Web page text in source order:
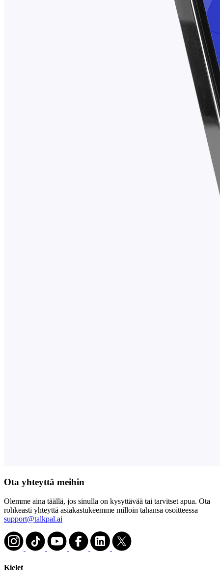
Ota yhteyttä meihin
Olemme aina täällä, jos sinulla on kysyttävää tai tarvitset apua. Ota
rohkeasti yhteyttä asiakastukeemme milloin tahansa osoitteessa
support@talkpal.ai
Kielet